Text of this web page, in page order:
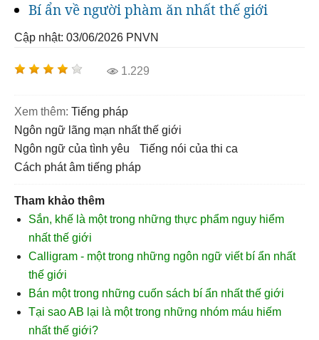
Bí ẩn về người phàm ăn nhất thế giới
Cập nhật: 03/06/2026 PNVN
1.229
Xem thêm:
tiếng pháp
ngôn ngữ lãng mạn nhất thế giới
Ngôn ngữ của tình yêu
tiếng nói của thi ca
Cách phát âm tiếng pháp
Tham khảo thêm
Sắn, khế là một trong những thực phẩm nguy hiểm
nhất thế giới
Calligram - một trong những ngôn ngữ viết bí ẩn nhất
thế giới
Bán một trong những cuốn sách bí ẩn nhất thế giới
Tại sao AB lại là một trong những nhóm máu hiếm
nhất thế giới?